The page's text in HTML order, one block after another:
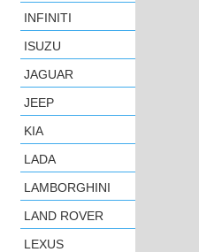
INFINITI
ISUZU
JAGUAR
JEEP
KIA
LADA
LAMBORGHINI
LAND ROVER
LEXUS